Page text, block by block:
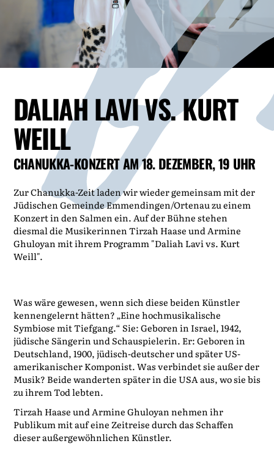
DALIAH LAVI VS. KURT
WEILL
CHANUKKA-KONZERT AM 18. DEZEMBER, 19 UHR
Zur Chanukka-Zeit laden wir wieder gemeinsam mit der
Jüdischen Gemeinde Emmendingen/Ortenau zu einem
Konzert in den Salmen ein. Auf der Bühne stehen
diesmal die Musikerinnen Tirzah Haase und Armine
Ghuloyan mit ihrem Programm "Daliah Lavi vs. Kurt
Weill".
Was wäre gewesen, wenn sich diese beiden Künstler
kennengelernt hätten? „Eine hochmusikalische
Symbiose mit Tiefgang.“ Sie: Geboren in Israel, 1942,
jüdische Sängerin und Schauspielerin. Er: Geboren in
Deutschland, 1900, jüdisch-deutscher und später US-
amerikanischer Komponist. Was verbindet sie außer der
Musik? Beide wanderten später in die USA aus, wo sie bis
zu ihrem Tod lebten.
Tirzah Haase und Armine Ghuloyan nehmen ihr
Publikum mit auf eine Zeitreise durch das Schaffen
dieser außergewöhnlichen Künstler.